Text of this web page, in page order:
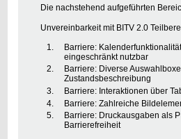
Die nachstehend aufgeführten
Unvereinbarkeit mit BITV 2.0
Barriere:
eingeschränkt nutzbar
Barriere: Diverse
Zustandsbeschreibung
Barriere: Interaktionen über
Barriere: Zahlreiche
Barriere: Druckausgaben als
Barrierefreiheit